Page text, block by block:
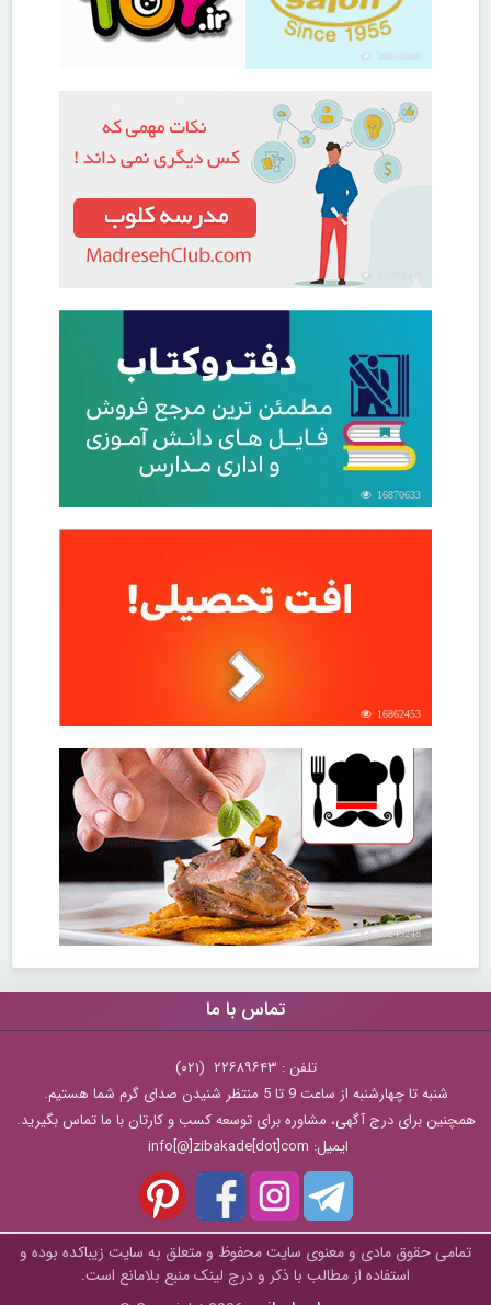
30810380
21722543
16870633
16862453
30249248
تماس با ما
تلفن : ۲۲۶۸۹۶۴۳ (۰۲۱)
شنبه تا چهارشنبه از ساعت 9 تا 5 منتظر شنیدن صدای گرم شما هستیم.
همچنین برای درج آگهی، مشاوره برای توسعه کسب و کارتان با ما تماس بگیرید.
ایمیل: info[@]zibakade[dot]com
تمامی حقوق مادی و معنوی سایت محفوظ و متعلق به سايت زیباکده بوده و
استفاده از مطالب با ذکر و درج لینک منبع بلامانع است.